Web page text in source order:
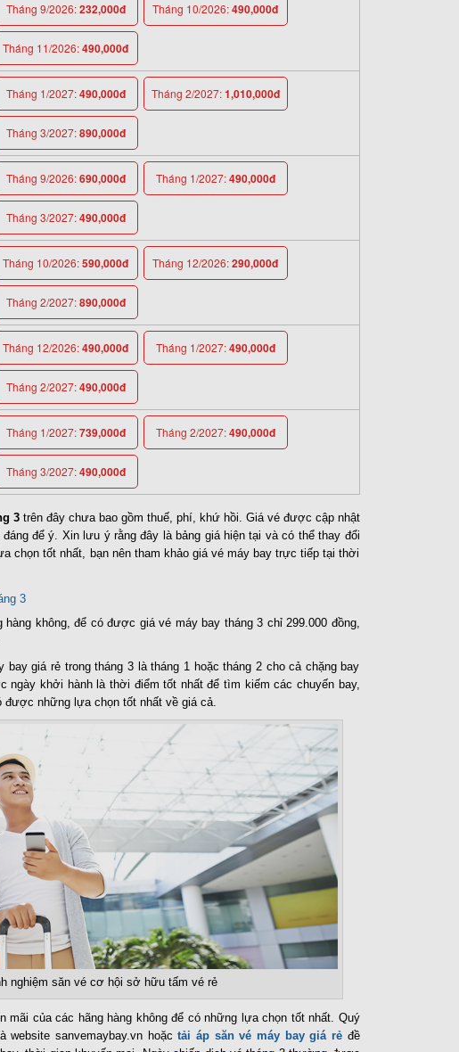
Tháng 9/2026:232,000đ Tháng 10/2026:490,000đ
Tháng 11/2026:490,000đ
Tháng 1/2027:490,000đ Tháng 2/2027:1,010,000đ
Tháng 3/2027:890,000đ
Tháng 9/2026:690,000đ Tháng 1/2027:490,000đ
Tháng 3/2027:490,000đ
Tháng 10/2026:590,000đ Tháng 12/2026:290,000đ
Tháng 2/2027:890,000đ
Tháng 12/2026:490,000đ Tháng 1/2027:490,000đ
Tháng 2/2027:490,000đ
Tháng 1/2027:739,000đ Tháng 2/2027:490,000đ
Tháng 3/2027:490,000đ
3trên đây chưa bao gồm thuế, phí, khứ hồi. Giá vé được cập nhật
để ý. Xin lưu ý rằng đây là bảng giá hiện tại và có thể thay đổi
chọn tốt nhất, bạn nên tham khảo giá vé máy bay trực tiếp tại thời
3
không, để có được giá vé máy bay tháng 3 chỉ 299.000 đồng,
giá rẻ trong tháng 3 là tháng 1 hoặc tháng 2 cho cả chặng bay
ngày khởi hành là thời điểm tốt nhất để tìm kiếm các chuyến bay,
được những lựa chọn tốt nhất về giá cả.
nghiệm săn vé cơ hội sở hữu tấm vé rẻ
mãi của các hãng hàng không để có những lựa chọn tốt nhất. Quý
website sanvemaybay.vn hoặctải áp săn vé máy bay giá rẻđề